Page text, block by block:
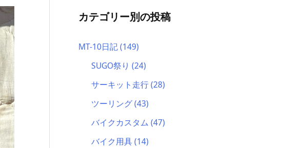
カテゴリー別の投稿
MT-10日記(149)
SUGO祭り(24)
サーキット走行(28)
ツーリング(43)
バイクカスタム(47)
バイク用具(14)